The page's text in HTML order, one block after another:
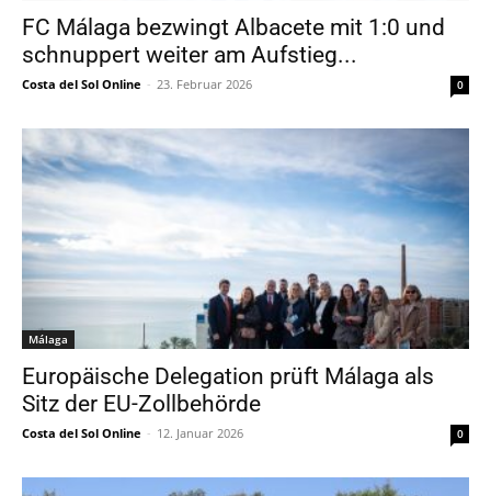
FC Málaga bezwingt Albacete mit 1:0 und
schnuppert weiter am Aufstieg...
Costa del Sol Online - 23. Februar 2026 0
Málaga
Europäische Delegation prüft Málaga als
Sitz der EU-Zollbehörde
Costa del Sol Online - 12. Januar 2026 0